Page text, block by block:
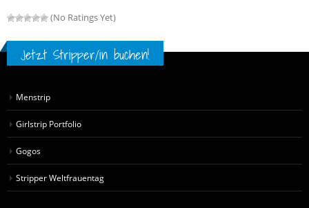
(No Ratings Yet)
Jetzt Stripper/in buchen!
Menstrip
Girlstrip Portfolio
Gogos
Stripper Weltfrauentag